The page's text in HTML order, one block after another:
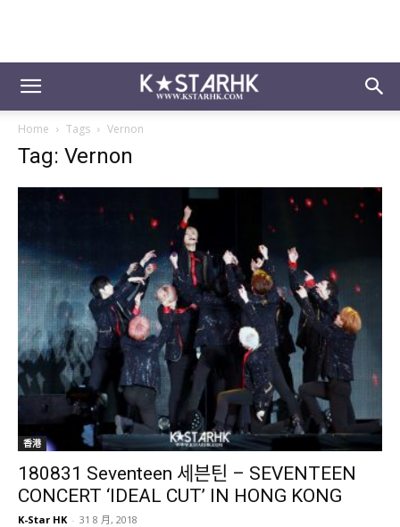
Home Tags Vernon
Tag: Vernon
香港
180831 Seventeen 세븐틴 – SEVENTEEN
CONCERT ‘IDEAL CUT’ IN HONG KONG
K-Star HK - 31 8 月, 2018